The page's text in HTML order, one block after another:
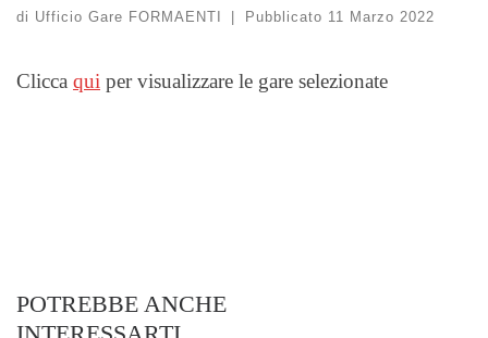
di Ufficio Gare FORMAENTI | Pubblicato 11 Marzo 2022
Clicca qui per visualizzare le gare selezionate
POTREBBE ANCHE